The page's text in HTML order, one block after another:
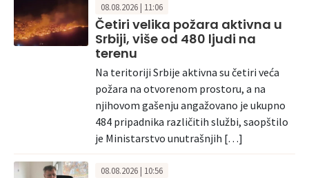
08.08.2026 | 11:06
Četiri velika požara aktivna u
Srbiji, više od 480 ljudi na
terenu
Na teritoriji Srbije aktivna su četiri veća
požara na otvorenom prostoru, a na
njihovom gašenju angažovano je ukupno
484 pripadnika različitih službi, saopštilo
je Ministarstvo unutrašnjih […]
08.08.2026 | 10:56